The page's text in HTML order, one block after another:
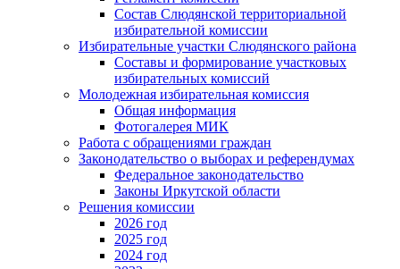
Состав Слюдянской территориальной
избирательной комиссии
Избирательные участки Слюдянского района
Составы и формирование участковых
избирательных комиссий
Молодежная избирательная комиссия
Общая информация
Фотогалерея МИК
Работа с обращениями граждан
Законодательство о выборах и референдумах
Федеральное законодательство
Законы Иркутской области
Решения комиссии
2026 год
2025 год
2024 год